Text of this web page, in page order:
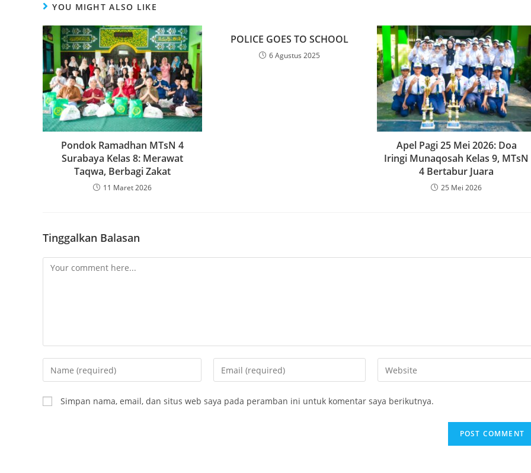
YOU MIGHT ALSO LIKE
Pondok Ramadhan MTsN 4
Surabaya Kelas 8: Merawat
Taqwa, Berbagi Zakat
11 Maret 2026
POLICE GOES TO SCHOOL
6 Agustus 2025
Apel Pagi 25 Mei 2026: Doa
Iringi Munaqosah Kelas 9, MTsN
4 Bertabur Juara
25 Mei 2026
Tinggalkan Balasan
Simpan nama, email, dan situs web saya pada peramban ini untuk komentar saya berikutnya.